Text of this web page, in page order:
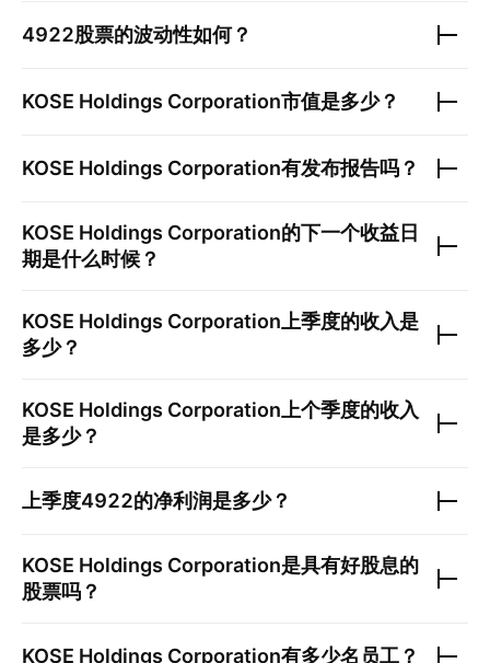
4922股票的波动性如何？
KOSE Holdings Corporation市值是多少？
KOSE Holdings Corporation有发布报告吗？
KOSE Holdings Corporation的下一个收益日
期是什么时候？
KOSE Holdings Corporation 上季度的收入是
多少？
KOSE Holdings Corporation 上个季度的收入
是多少？
上季度4922的净利润是多少？
KOSE Holdings Corporation是具有好股息的
股票吗？
KOSE Holdings Corporation有多少名员工？